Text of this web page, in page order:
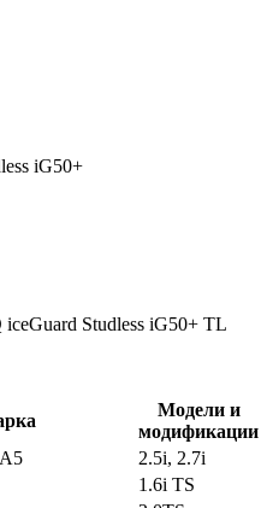
iG50+
Studless iG50+ TL
Модели и
модификации
2.5i, 2.7i
1.6i TS